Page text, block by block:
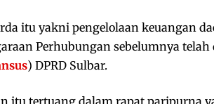
itu yakni pengelolaan keuangan
Perhubungan sebelumnya
) DPRD Sulbar.